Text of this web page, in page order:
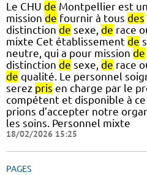
Le CHU de Montpellier est
mission de fournir à tous des
distinction de sexe, de race
mixte Cet établissement de
neutre, qui a pour mission de
distinction de sexe, de race
de qualité. Le personnel
serez pris en charge par le
compétent et disponible à
prions d’accepter notre
les soins. Personnel mixte
18/02/2026 15:25
PAGES